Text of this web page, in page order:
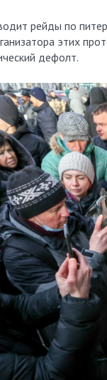
рейды по
этих
дефолт.